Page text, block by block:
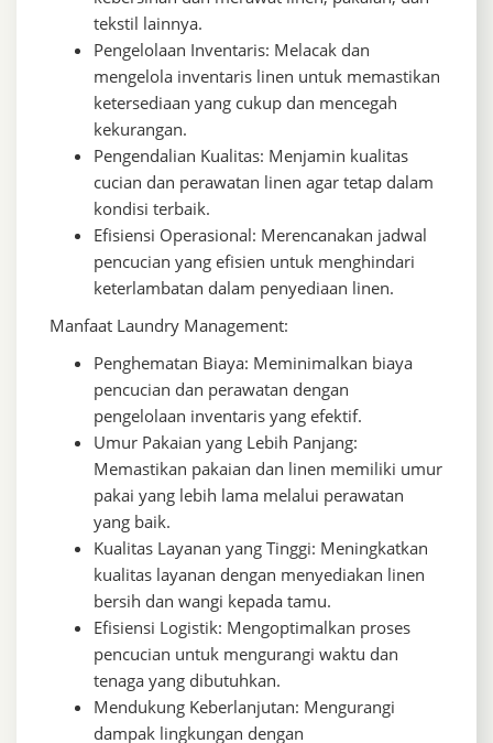
tekstil lainnya.
Pengelolaan Inventaris: Melacak dan
mengelola inventaris linen untuk memastikan
ketersediaan yang cukup dan mencegah
kekurangan.
Pengendalian Kualitas: Menjamin kualitas
cucian dan perawatan linen agar tetap dalam
kondisi terbaik.
Efisiensi Operasional: Merencanakan jadwal
pencucian yang efisien untuk menghindari
keterlambatan dalam penyediaan linen.
Manfaat Laundry Management:
Penghematan Biaya: Meminimalkan biaya
pencucian dan perawatan dengan
pengelolaan inventaris yang efektif.
Umur Pakaian yang Lebih Panjang:
Memastikan pakaian dan linen memiliki umur
pakai yang lebih lama melalui perawatan
yang baik.
Kualitas Layanan yang Tinggi: Meningkatkan
kualitas layanan dengan menyediakan linen
bersih dan wangi kepada tamu.
Efisiensi Logistik: Mengoptimalkan proses
pencucian untuk mengurangi waktu dan
tenaga yang dibutuhkan.
Mendukung Keberlanjutan: Mengurangi
dampak lingkungan dengan